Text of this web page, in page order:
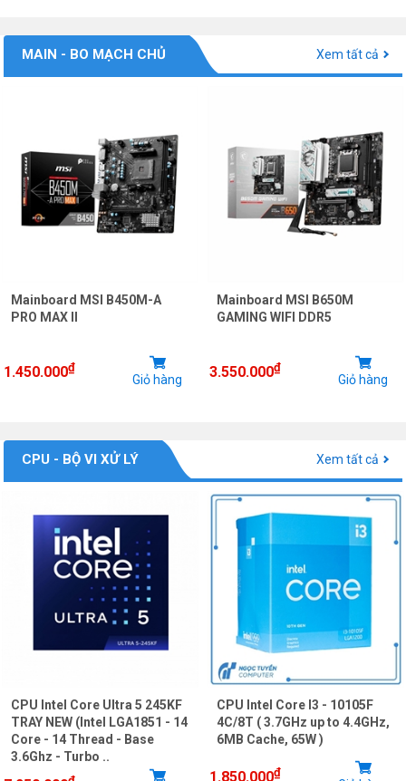
MAIN - BO MẠCH CHỦ Xem tất cả
Mainboard MSI B450M-A
PRO MAX II
1.450.000₫
Giỏ hàng
Mainboard MSI B650M
GAMING WIFI DDR5
3.550.000₫
Giỏ hàng
CPU - BỘ VI XỬ LÝ Xem tất cả
CPU Intel Core Ultra 5 245KF
TRAY NEW (Intel LGA1851 - 14
Core - 14 Thread - Base
3.6Ghz - Turbo ..
CPU Intel Core I3 - 10105F
4C/8T ( 3.7GHz up to 4.4GHz,
6MB Cache, 65W )
1.850.000₫